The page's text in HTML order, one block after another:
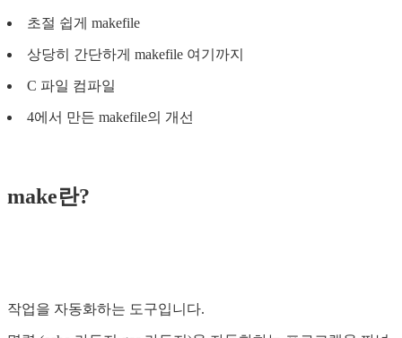
초절 쉽게 makefile
상당히 간단하게 makefile 여기까지
C 파일 컴파일
4에서 만든 makefile의 개선
make란?
작업을 자동화하는 도구입니다.